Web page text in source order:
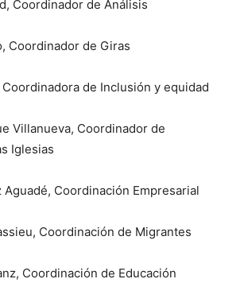
Coordinador de Análisis
Coordinador de Giras
de Inclusión y equidad
Villanueva, Coordinador de
Iglesias
Coordinación Empresarial
Coordinación de Migrantes
Coordinación de Educación